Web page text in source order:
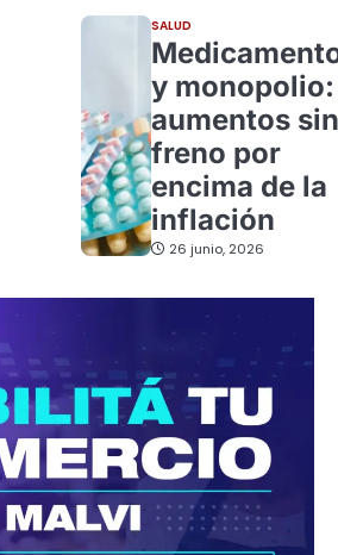
SALUD
y monopolio:
aumentos sin
freno por
encima de la
inflación
26 junio, 2026